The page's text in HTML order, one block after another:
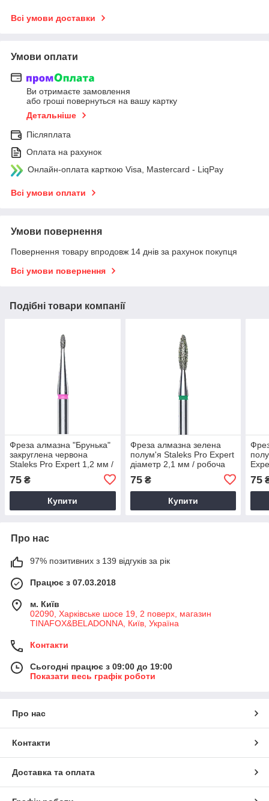
Всі умови доставки
Умови оплати
Ви отримаєте замовлення
або гроші повернуться на вашу картку
Детальніше
Післяплата
Оплата на рахунок
Онлайн-оплата карткою Visa, Mastercard - LiqPay
Всі умови оплати
Умови повернення
Повернення товару впродовж 14 днів за рахунок покупця
Всі умови повернення
Подібні товари компанії
Фреза алмазна "Брунька"
закруглена червона
Staleks Pro Expert 1,2 мм /
75 ₴
Купити
Фреза алмазна зелена
полум'я Staleks Pro Expert
діаметр 2,1 мм / робоча
75₴
Купити
75
Про нас
97% позитивних з 139 відгуків за рік
Працює з 07.03.2018
м. Київ
02090, Харківське шосе 19, 2 поверх, магазин
TINAFOX&BELADONNA, Київ, Україна
Контакти
Сьогодні працює з 09:00 до 19:00
Показати весь графік роботи
Про нас
Контакти
Доставка та оплата